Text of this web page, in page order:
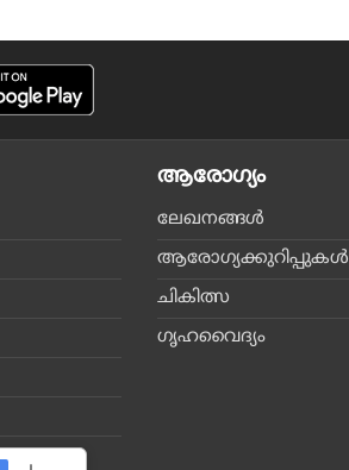
ആരോഗ്യം
ലേഖനങ്ങള്‍
ആരോഗ്യക്കുറിപ്പുകള്‍
ചികിത്സ
ഗൃഹവൈദ്യം